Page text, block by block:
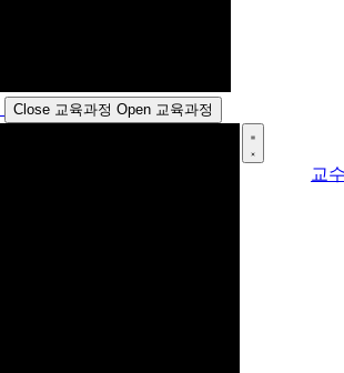
Close 교육과정 Open 교육과정
교